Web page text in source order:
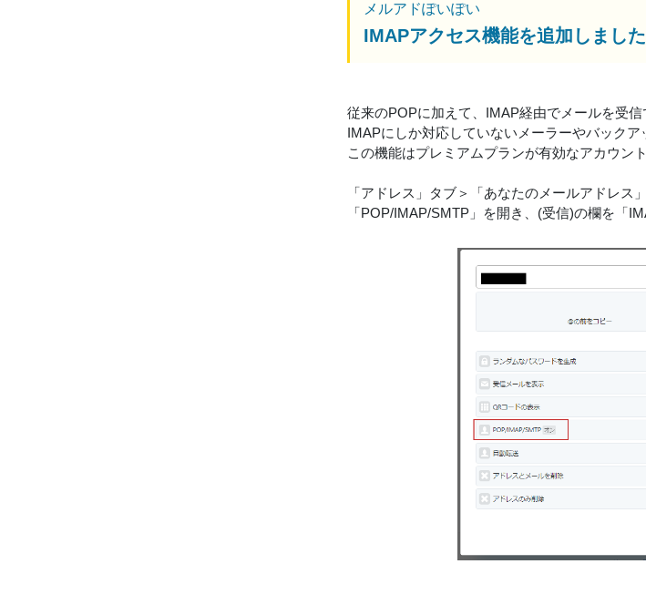
メルアドぽいぽい
IMAPアクセス機能を追加しました
従来のPOPに加えて、IMAP経由でメールを受信
IMAPにしか対応していないメーラーやバック
この機能はプレミアムプランが有効なアカウン
「アドレス」タブ＞「あなたのメールアドレス
「POP/IMAP/SMTP」を開き、(受信)の欄を「